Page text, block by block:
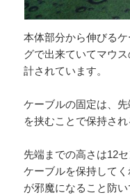
本体部分から伸びる
グで出来ていてマウ
計されています。
ケーブルの固定は、
を挟むことで保持さ
先端までの高さは12
ケーブルを保持して
が邪魔になること防い